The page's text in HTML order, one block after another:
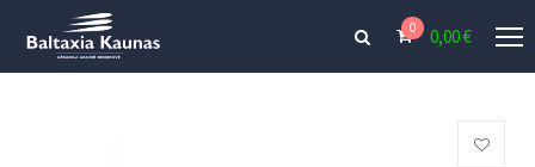
0 0,00€